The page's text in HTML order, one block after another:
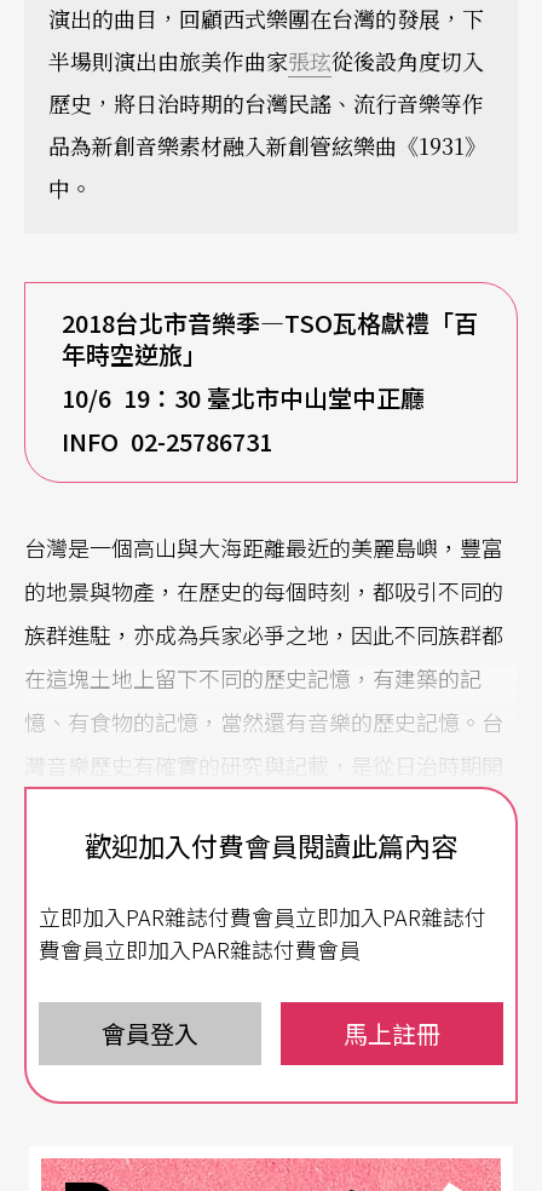
演出的曲目，回顧西式樂團在台灣的發展，下
半場則演出由旅美作曲家張玹從後設角度切入
歷史，將日治時期的台灣民謠、流行音樂等作
品為新創音樂素材融入新創管絃樂曲《1931》
中。
2018台北市音樂季—TSO瓦格獻禮「百
年時空逆旅」
10/6 19 ：30 臺北市中山堂中正廳
INFO 02-25786731
台灣是一個高山與大海距離最近的美麗島嶼，豐富
的地景與物產，在歷史的每個時刻，都吸引不同的
族群進駐，亦成為兵家必爭之地，因此不同族群都
在這塊土地上留下不同的歷史記憶，有建築的記
憶、有食物的記憶，當然還有音樂的歷史記憶。台
灣音樂歷史有確實的研究與記載，是從日治時期開
始，這時期除了有日本學者如黑澤隆朝等進入原住
民部落採集研究音樂，另外還有福佬人在清朝時，
的歌仔戲、小戲、客家戲、布袋戲等等，都有資料
生引進西方音樂，使西方音樂成為一九二○年代
「新文化運動」很重要的部分，這種種的因素，造
就呂泉生老師編寫音樂的《閹雞》（編按）在日治
皇民化時期大膽地以台語在大稻埕永樂座上演唱台
歡迎加入付費會員閱讀此篇內容
立即加入PAR雜誌付費會員立即加入PAR雜誌付
費會員立即加入PAR雜誌付費會員
會員登入 馬上註冊